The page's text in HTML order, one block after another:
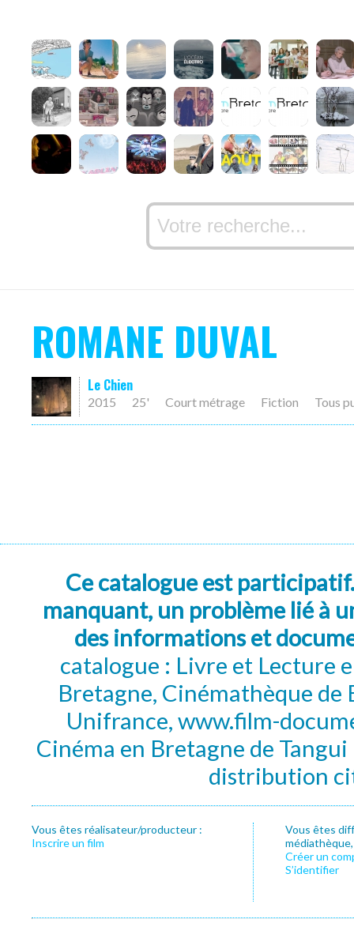
ROMANE DUVAL
Le Chien
2015 25' Court métrage Fiction Tous
Ce catalogue est
manquant, un problème lié à
des informations et
catalogue : Livre et Lecture
Bretagne, Cinémathèque de
Unifrance, www.film-
Cinéma en Bretagne de
distribution
Vous êtes réalisateur/producteur :
Inscrire un film
Vous êtes
Créer un
S’identifier